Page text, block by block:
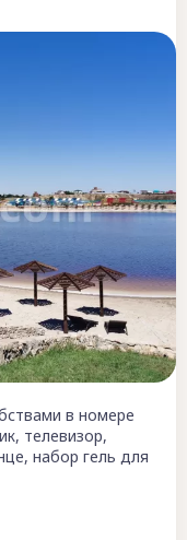
в номере
телевизор,
набор гель для